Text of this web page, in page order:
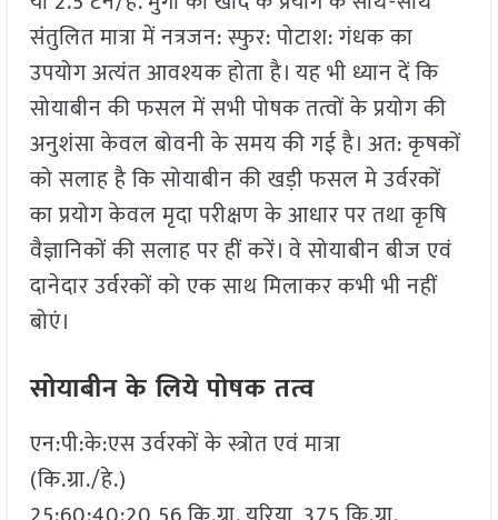
संतुलित मात्रा में नत्रजन: स्फुर: पोटाश: गंधक का
उपयोग अत्यंत आवश्यक होता है। यह भी ध्यान दें कि
सोयाबीन की फसल में सभी पोषक तत्वों के प्रयोग की
अनुशंसा केवल बोवनी के समय की गई है। अत: कृषकों
को सलाह है कि सोयाबीन की खड़ी फसल मे उर्वरकों
का प्रयोग केवल मृदा परीक्षण के आधार पर तथा कृषि
वैज्ञानिकों की सलाह पर हीं करें। वे सोयाबीन बीज एवं
दानेदार उर्वरकों को एक साथ मिलाकर कभी भी नहीं
बोएं।
सोयाबीन के लिये पोषक तत्व
एन:पी:के:एस उर्वरकों के स्त्रोत एवं मात्रा
(कि.ग्रा./हे.)